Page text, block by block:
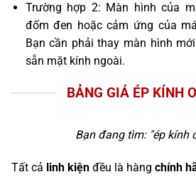
Trường hợp 2: Màn hình của
đốm đen hoặc cảm ứng của
Bạn cần phải thay màn hình
sẵn mặt kính ngoài.
BẢNG GIÁ ÉP KÍNH
Bạn đang tìm: "ép kính
Tất cả linh kiện đều là hàng chính